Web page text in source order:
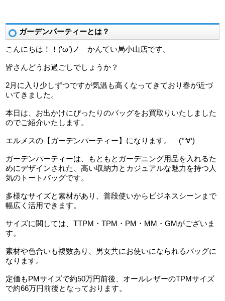
ガーデンパーティーとは？
こんにちは！！(‘ω’)ノ かんてい局小山店です。
皆さんどうお過ごしでしょうか？
2月に入り少しずつですが気温も高くなってきており春が近づ
いてきました。
本日は、お出かけにぴったりのバッグをお買取りいたしました
のでご紹介いたします。
エルメスの【ガーデンパーティー】になります。 (*‘∀‘)
ガーデンパーティーは、もともとガーデニング用品を入れるた
めにデザインされた、高い収納力とカジュアルな魅力を持つ人
気のトートバッグです。
多様なサイズと素材があり、普段使いからビジネスシーンまで
幅広く活用できます。
サイズに関しては、TTPM・TPM・PM・MM・GMがございま
す。
素材や色合いも複数あり、男女共にお使いになられるバッグに
なります。
定価もPMサイズで約50万円前後、オールレザーのTPMサイズ
で約66万円前後となっております。